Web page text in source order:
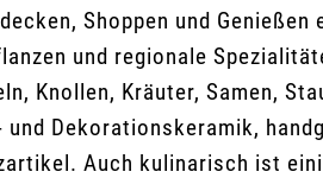
Shoppen und
und regionale
Knollen, Kräuter, Samen,
und Dekorationskeramik,
Auch kulinarisch ist